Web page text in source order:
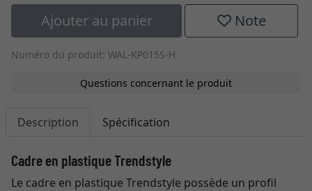
Ajouter au panier Note
Numéro du produit: WAL-KP015S-H
Questions concernant le produit
Description Spécification
Cadre en plastique Trendstyle
Le cadre en plastique Trendstyle possède un profil